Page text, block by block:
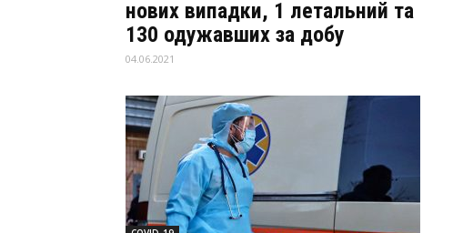
нових випадки, 1 летальний та
130 одужавших за добу
04.06.2021